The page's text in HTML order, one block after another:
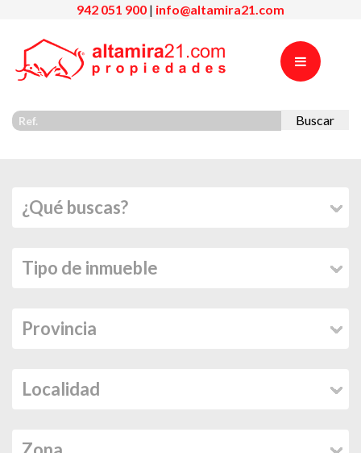
942 051 900 | info@altamira21.com
Buscar